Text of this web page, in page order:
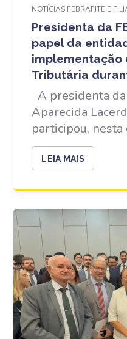
NOTÍCIAS FEBRAFITE E
Presidenta da
papel da
implementação
Tributária
A presidenta da
Aparecida
participou,
LEIA MAIS